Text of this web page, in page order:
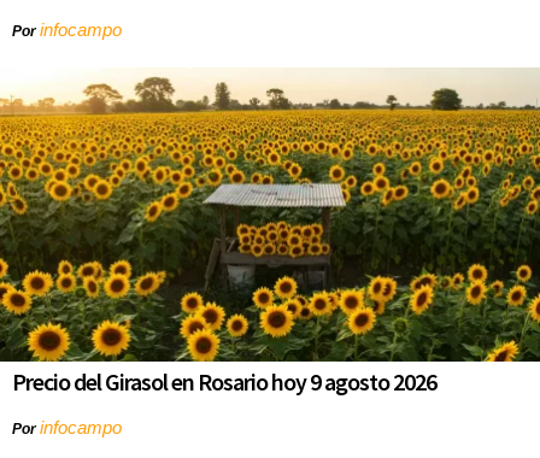
Porinfocampo
Precio del Girasol en Rosario hoy 9 agosto 2026
Porinfocampo